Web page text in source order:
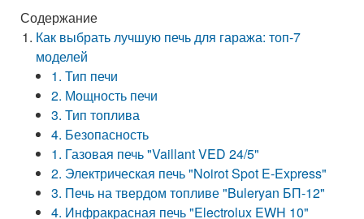
Содержание
Как выбрать лучшую печь для гаража: топ-7
моделей
1. Тип печи
2. Мощность печи
3. Тип топлива
4. Безопасность
1. Газовая печь "Vaillant VED 24/5"
2. Электрическая печь "Noirot Spot E-Express"
3. Печь на твердом топливе "Buleryan БП-12"
4. Инфракрасная печь "Electrolux EWH 10"